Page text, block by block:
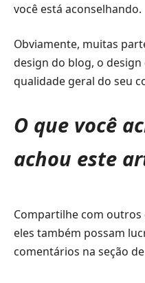
você está aconselhando.
Obviamente, muitas
design do blog, o
qualidade geral do seu
O que você
achou este
Compartilhe com
eles também possam
comentários na seção